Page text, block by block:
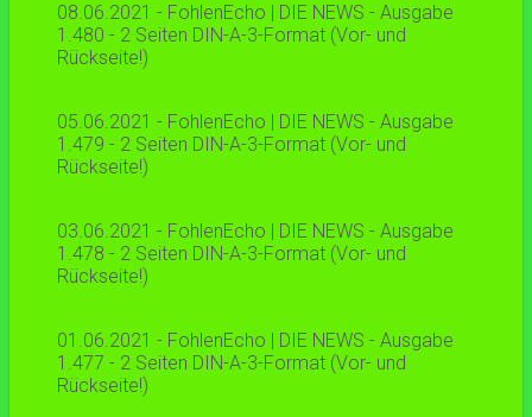
08.06.2021 - FohlenEcho | DIE NEWS - Ausgabe
1.480 - 2 Seiten DIN-A-3-Format (Vor- und
Rückseite!)
05.06.2021 - FohlenEcho | DIE NEWS - Ausgabe
1.479 - 2 Seiten DIN-A-3-Format (Vor- und
Rückseite!)
03.06.2021 - FohlenEcho | DIE NEWS - Ausgabe
1.478 - 2 Seiten DIN-A-3-Format (Vor- und
Rückseite!)
01.06.2021 - FohlenEcho | DIE NEWS - Ausgabe
1.477 - 2 Seiten DIN-A-3-Format (Vor- und
Rückseite!)